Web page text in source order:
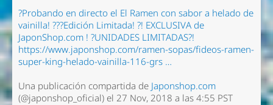
?Probando en directo el El Ramen con sabor a helado de
vainilla! ???Edición Limitada! ?! EXCLUSIVA de
JaponShop.com ! ?UNIDADES LIMITADAS?!
https://www.japonshop.com/ramen-sopas/fideos-ramen-
super-king-helado-vainilla-116-grs …
Una publicación compartida de Japonshop.com
(@japonshop_oficial) el 27 Nov, 2018 a las 4:55 PST